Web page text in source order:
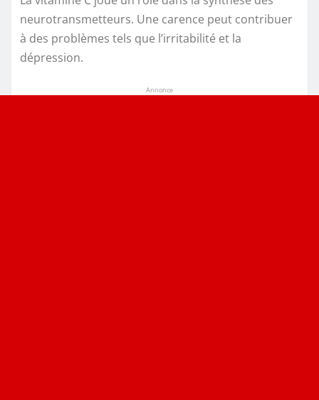
neurotransmetteurs. Une carence peut contribuer
à des problèmes tels que l’irritabilité et la
dépression.
Annonce